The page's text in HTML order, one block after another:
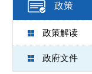
政策
政策解读
政府文件